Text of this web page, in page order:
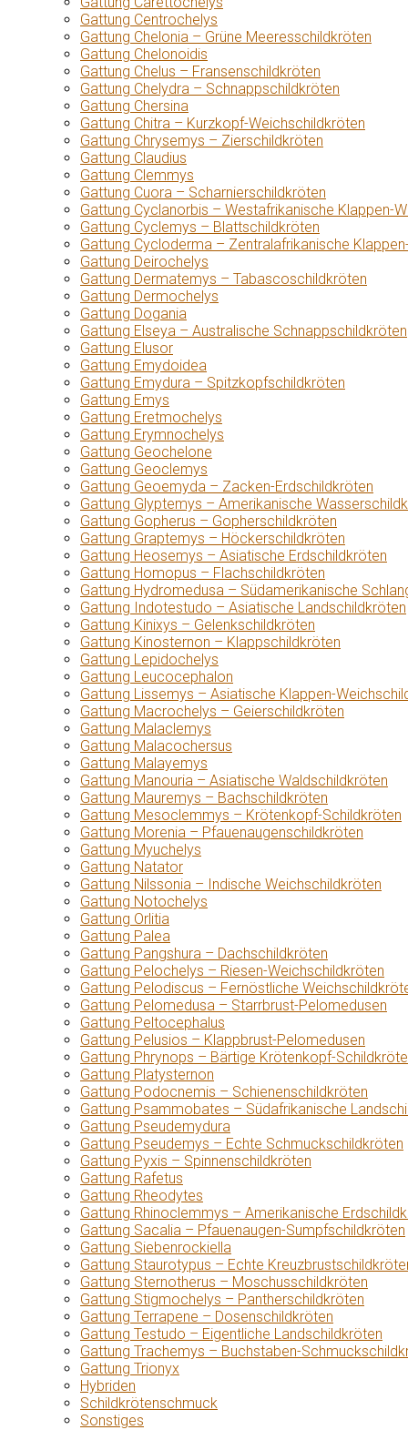
Gattung Centrochelys
Gattung Chelonia – Grüne Meeresschildkröten
Gattung Chelonoidis
Gattung Chelus – Fransenschildkröten
Gattung Chelydra – Schnappschildkröten
Gattung Chersina
Gattung Chitra – Kurzkopf-Weichschildkröten
Gattung Chrysemys – Zierschildkröten
Gattung Claudius
Gattung Clemmys
Gattung Cuora – Scharnierschildkröten
Gattung Cyclanorbis – Westafrikanische Klappen-
Gattung Cyclemys – Blattschildkröten
Gattung Cycloderma – Zentralafrikanische
Gattung Deirochelys
Gattung Dermatemys – Tabascoschildkröten
Gattung Dermochelys
Gattung Dogania
Gattung Elseya – Australische Schnappschildkröten
Gattung Elusor
Gattung Emydoidea
Gattung Emydura – Spitzkopfschildkröten
Gattung Emys
Gattung Eretmochelys
Gattung Erymnochelys
Gattung Geochelone
Gattung Geoclemys
Gattung Geoemyda – Zacken-Erdschildkröten
Gattung Glyptemys – Amerikanische
Gattung Gopherus – Gopherschildkröten
Gattung Graptemys – Höckerschildkröten
Gattung Heosemys – Asiatische Erdschildkröten
Gattung Homopus – Flachschildkröten
Gattung Hydromedusa – Südamerikanische
Gattung Indotestudo – Asiatische Landschildkröten
Gattung Kinixys – Gelenkschildkröten
Gattung Kinosternon – Klappschildkröten
Gattung Lepidochelys
Gattung Leucocephalon
Gattung Lissemys – Asiatische Klappen-
Gattung Macrochelys – Geierschildkröten
Gattung Malaclemys
Gattung Malacochersus
Gattung Malayemys
Gattung Manouria – Asiatische Waldschildkröten
Gattung Mauremys – Bachschildkröten
Gattung Mesoclemmys – Krötenkopf-Schildkröten
Gattung Morenia – Pfauenaugenschildkröten
Gattung Myuchelys
Gattung Natator
Gattung Nilssonia – Indische Weichschildkröten
Gattung Notochelys
Gattung Orlitia
Gattung Palea
Gattung Pangshura – Dachschildkröten
Gattung Pelochelys – Riesen-Weichschildkröten
Gattung Pelodiscus – Fernöstliche
Gattung Pelomedusa – Starrbrust-Pelomedusen
Gattung Peltocephalus
Gattung Pelusios – Klappbrust-Pelomedusen
Gattung Phrynops – Bärtige Krötenkopf-
Gattung Platysternon
Gattung Podocnemis – Schienenschildkröten
Gattung Psammobates – Südafrikanische
Gattung Pseudemydura
Gattung Pseudemys – Echte Schmuckschildkröten
Gattung Pyxis – Spinnenschildkröten
Gattung Rafetus
Gattung Rheodytes
Gattung Rhinoclemmys – Amerikanische
Gattung Sacalia – Pfauenaugen-Sumpfschildkröten
Gattung Siebenrockiella
Gattung Staurotypus – Echte
Gattung Sternotherus – Moschusschildkröten
Gattung Stigmochelys – Pantherschildkröten
Gattung Terrapene – Dosenschildkröten
Gattung Testudo – Eigentliche Landschildkröten
Gattung Trachemys – Buchstaben-
Gattung Trionyx
Hybriden
Schildkrötenschmuck
Sonstiges